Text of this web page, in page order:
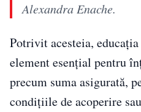
Alexandra Enache.
Potrivit acesteia,
element esențial pentru
precum suma asigurată,
condițiile de acoperire